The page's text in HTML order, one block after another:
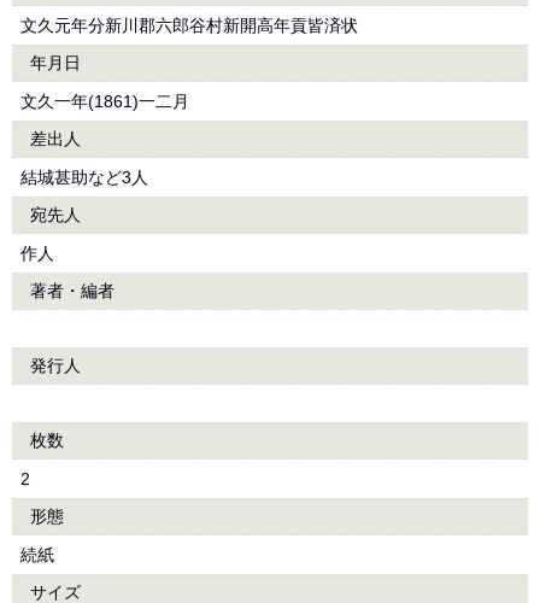
文久元年分新川郡六郎谷村新開高年貢皆済状
年月日
文久一年(1861)一二月
差出人
結城甚助など3人
宛先人
作人
著者・編者
発行人
枚数
2
形態
続紙
サイズ